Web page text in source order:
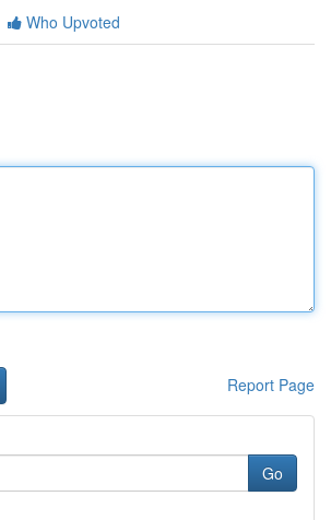
Who Upvoted
Report Page
Go